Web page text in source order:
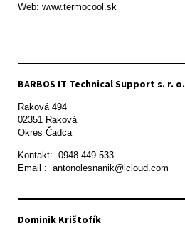
Web: www.termocool.sk
BARBOS IT Technical Support s. r. o.
Raková 494
02351 Raková
Okres Čadca
Kontakt:  0948 449 533
Email :  antonolesnanik@icloud.com
Dominik Krištofík